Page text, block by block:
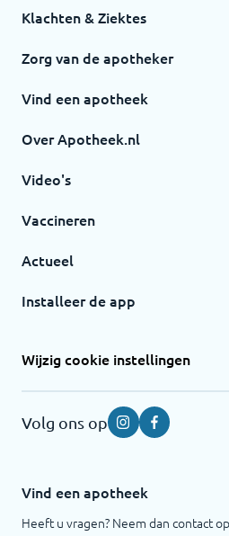
Klachten & Ziektes
Zorg van de apotheker
Vind een apotheek
Over Apotheek.nl
Video's
Vaccineren
Actueel
Installeer de app
Wijzig cookie instellingen
Volg ons op InstagramFacebook
Vind een apotheek
Heeft u vragen? Neem dan contact